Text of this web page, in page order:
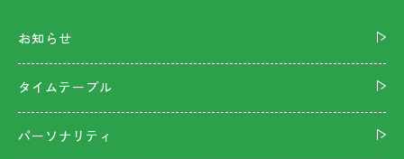
お知らせ
タイムテーブル
パーソナリティ